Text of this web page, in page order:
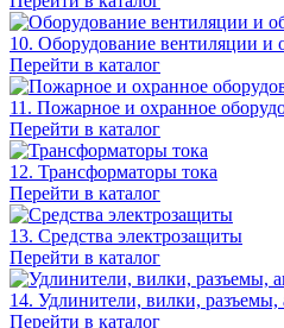
10. Оборудование вентиляции и
Перейти в каталог
11. Пожарное и охранное
Перейти в каталог
12. Трансформаторы тока
Перейти в каталог
13. Средства электрозащиты
Перейти в каталог
14. Удлинители, вилки, разъемы,
Перейти в каталог